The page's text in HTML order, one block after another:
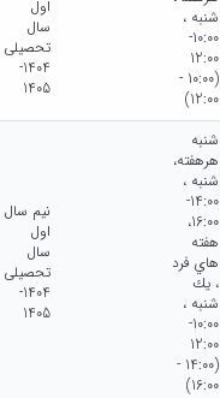
شنبه ،
10:00-
12:00
(10:00 -
12:00)
اول
سال
تحصیلی
1404-
1405
شنبه
هرهفته،
شنبه ،
14:00-
16:00،
هفته
هاي فرد
، يك
شنبه ،
10:00-
12:00
(14:00 -
16:00)
نیم سال
اول
سال
تحصیلی
1404-
1405